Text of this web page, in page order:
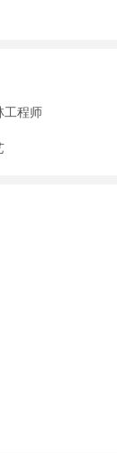
工程师